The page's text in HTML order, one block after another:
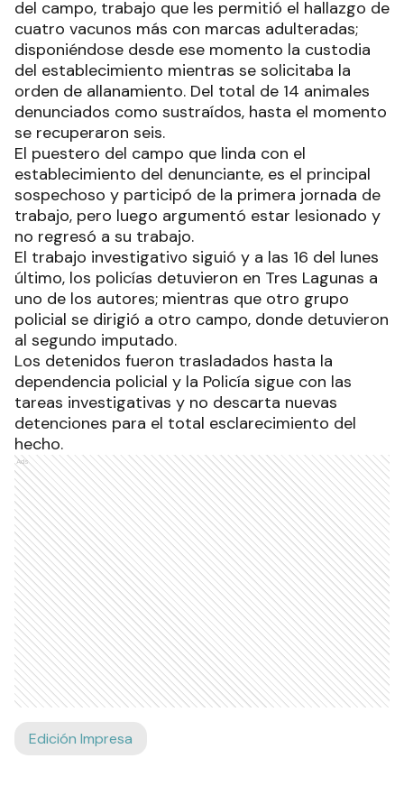
del campo, trabajo que les permitió el hallazgo de
cuatro vacunos más con marcas adulteradas;
disponiéndose desde ese momento la custodia
del establecimiento mientras se solicitaba la
orden de allanamiento. Del total de 14 animales
denunciados como sustraídos, hasta el momento
se recuperaron seis.
El puestero del campo que linda con el
establecimiento del denunciante, es el principal
sospechoso y participó de la primera jornada de
trabajo, pero luego argumentó estar lesionado y
no regresó a su trabajo.
El trabajo investigativo siguió y a las 16 del lunes
último, los policías detuvieron en Tres Lagunas a
uno de los autores; mientras que otro grupo
policial se dirigió a otro campo, donde detuvieron
al segundo imputado.
Los detenidos fueron trasladados hasta la
dependencia policial y la Policía sigue con las
tareas investigativas y no descarta nuevas
detenciones para el total esclarecimiento del
hecho.
Ads
Edición Impresa